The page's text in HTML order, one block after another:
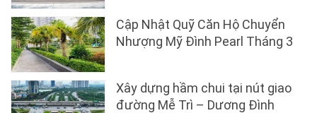
Cập Nhật Quỹ Căn Hộ Chuyển
Nhượng Mỹ Đình Pearl Tháng 3
Xây dựng hầm chui tại nút giao
đường Mễ Trì – Dương Đình